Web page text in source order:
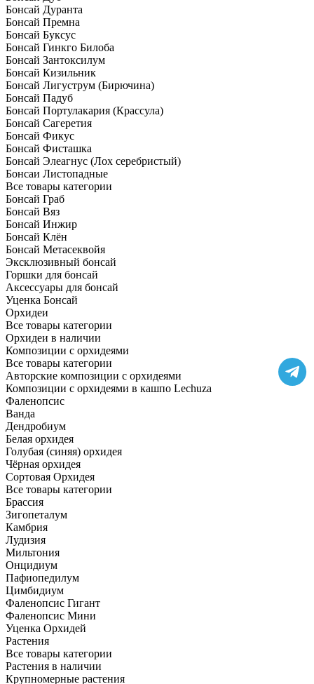
Бонсай Дуранта
Бонсай Премна
Бонсай Буксус
Бонсай Гинкго Билоба
Бонсай Зантоксилум
Бонсай Кизильник
Бонсай Лигуструм (Бирючина)
Бонсай Падуб
Бонсай Портулакария (Крассула)
Бонсай Сагеретия
Бонсай Фикус
Бонсай Фисташка
Бонсай Элеагнус (Лох серебристый)
Бонсаи Листопадные
Все товары категории
Бонсай Граб
Бонсай Вяз
Бонсай Инжир
Бонсай Клён
Бонсай Метасеквойя
Эксклюзивный бонсай
Горшки для бонсай
Аксессуары для бонсай
Уценка Бонсай
Орхидеи
Все товары категории
Орхидеи в наличии
Композиции с орхидеями
Все товары категории
Авторские композиции с орхидеями
Композиции с орхидеями в кашпо Lechuza
Фаленопсис
Ванда
Дендробиум
Белая орхидея
Голубая (синяя) орхидея
Чёрная орхидея
Сортовая Орхидея
Все товары категории
Брассия
Зигопеталум
Камбрия
Лудизия
Мильтония
Онцидиум
Пафиопедилум
Цимбидиум
Фаленопсис Гигант
Фаленопсис Мини
Уценка Орхидей
Растения
Все товары категории
Растения в наличии
Крупномерные растения